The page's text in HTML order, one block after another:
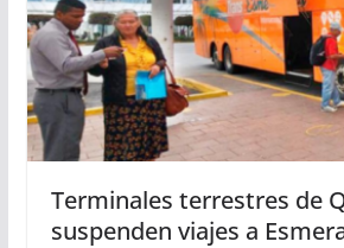
Terminales terrestres de
suspenden viajes a